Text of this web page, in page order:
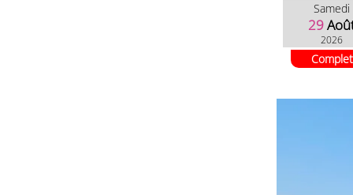
Samedi
29
2026
Complet